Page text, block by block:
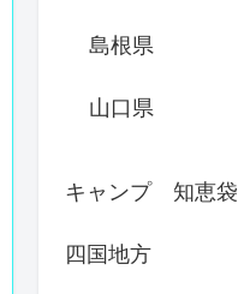
島根県
山口県
キャンプ 知恵袋
四国地方